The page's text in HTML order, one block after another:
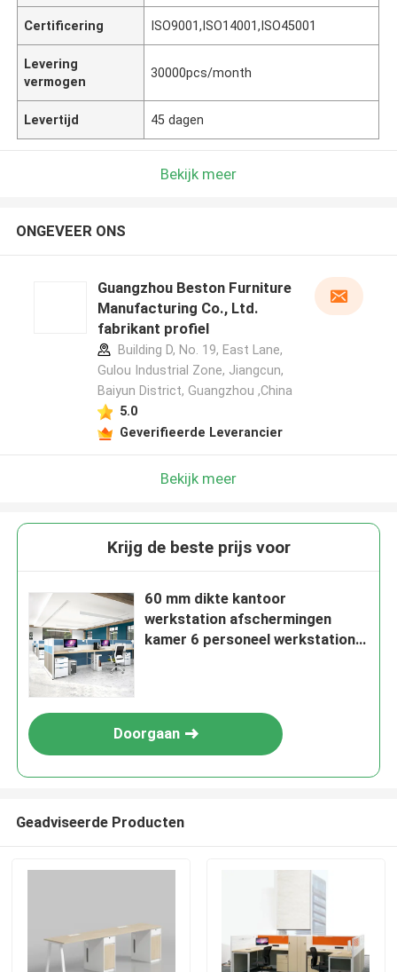
Certificering ISO9001,ISO14001,ISO45001
Levering
vermogen
30000pcs/month
Levertijd 45 dagen
Bekijk meer
ONGEVEER ONS
Guangzhou Beston Furniture
Manufacturing Co., Ltd.
fabrikant profiel
Building D, No. 19, East Lane,
Gulou Industrial Zone, Jiangcun,
Baiyun District, Guangzhou ,China
5.0
Geverifieerde Leverancier
Bekijk meer
Krijg de beste prijs voor
60 mm dikte kantoor
werkstation afschermingen
kamer 6 personeel werkstation
Doorgaan
Geadviseerde Producten